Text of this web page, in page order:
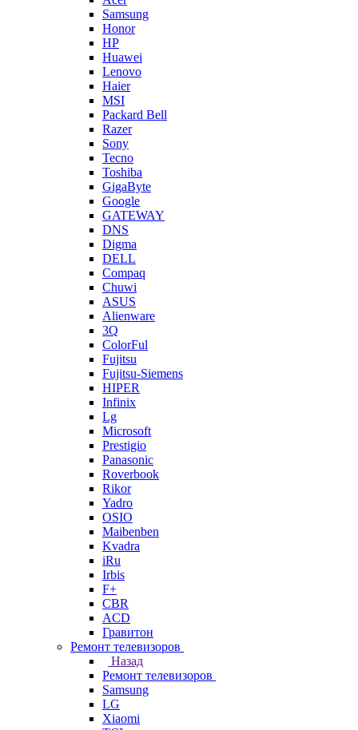
Samsung
Honor
HP
Huawei
Lenovo
Haier
MSI
Packard Bell
Razer
Sony
Tecno
Toshiba
GigaByte
Google
GATEWAY
DNS
Digma
DELL
Compaq
Chuwi
ASUS
Alienware
3Q
ColorFul
Fujitsu
Fujitsu-Siemens
HIPER
Infinix
Lg
Microsoft
Prestigio
Panasonic
Roverbook
Rikor
Yadro
OSIO
Maibenben
Kvadra
iRu
Irbis
F+
CBR
ACD
Гравитон
Ремонт телевизоров
Назад
Ремонт телевизоров
Samsung
LG
Xiaomi